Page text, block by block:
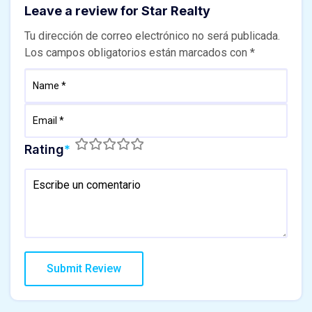
Leave a review for Star Realty
Tu dirección de correo electrónico no será publicada.
Los campos obligatorios están marcados con *
Rating*